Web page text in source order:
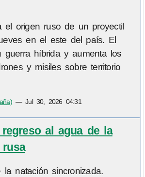
el origen ruso de un proyectil
en el este del país. El
guerra híbrida y aumenta los
y misiles sobre territorio
—Jul 30, 2026 04:31
al agua de la
rusa
natación sincronizada.